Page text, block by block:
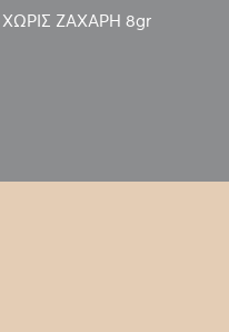
ΧΩΡΙΣ ΖΑΧΑΡΗ 8gr